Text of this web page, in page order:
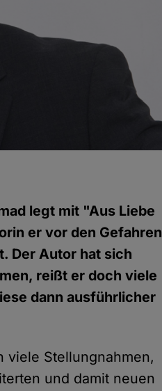
legt mit "Aus Liebe
er vor den Gefahren
Der Autor hat sich
reißt er doch viele
dann ausführlicher
viele Stellungnahmen,
und damit neuen